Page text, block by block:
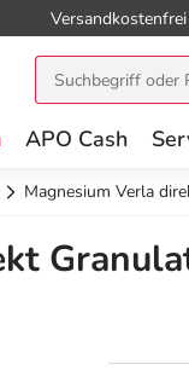
APO Cash
Magnesium Verla